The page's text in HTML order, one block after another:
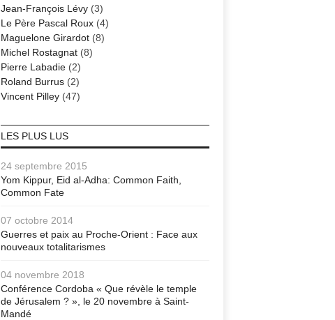
Jean-François Lévy(3)
Le Père Pascal Roux(4)
Maguelone Girardot(8)
Michel Rostagnat(8)
Pierre Labadie(2)
Roland Burrus(2)
Vincent Pilley(47)
LES PLUS LUS
24 septembre 2015
Yom Kippur, Eid al-Adha: Common Faith,
Common Fate
07 octobre 2014
Guerres et paix au Proche-Orient : Face aux
nouveaux totalitarismes
04 novembre 2018
Conférence Cordoba « Que révèle le temple
de Jérusalem ? », le 20 novembre à Saint-
Mandé